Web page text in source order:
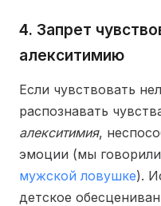
4. Запрет
алекситимию
Если чувствовать
распознавать
алекситимия,
эмоции (мы
мужской ловушке).
детское